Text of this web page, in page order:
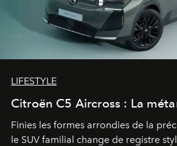
LIFESTYLE
Citroën C5 Aircross : La
Finies les formes arrondies de la
le SUV familial change de registre